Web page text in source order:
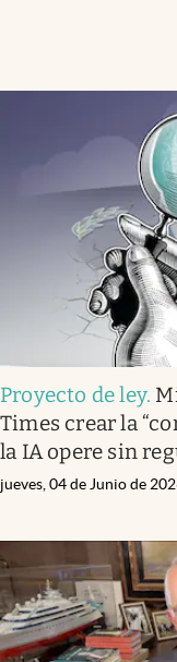
Proyecto de ley.
Times crear la
la IA opere sin
jueves, 04 de Junio de